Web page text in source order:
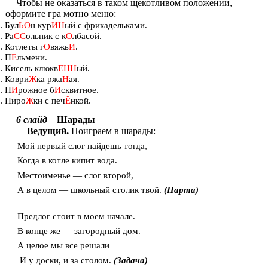
Чтобы не оказаться в таком щекотливом положении,
оформите гра мотно меню:
БулЬОн курИНый с фрикадельками.
РаССольник с кОлбасой.
Котлеты гОвяжьИ.
ПЕльмени.
Кисель клюквЕННый.
КовриЖка ржаНая.
ПИрожное бИсквитное.
ПироЖки с печЁнкой.
6 слайдШарады
Ведущий. Поиграем в шарады:
Мой первый слог найдешь тогда,
Когда в котле кипит вода.
Местоименье — слог второй,
А в целом — школьный столик твой.(Парта)
Предлог стоит в моем начале.
В конце же — загородный дом.
А целое мы все решали
И у доски, и за столом.(Задача)